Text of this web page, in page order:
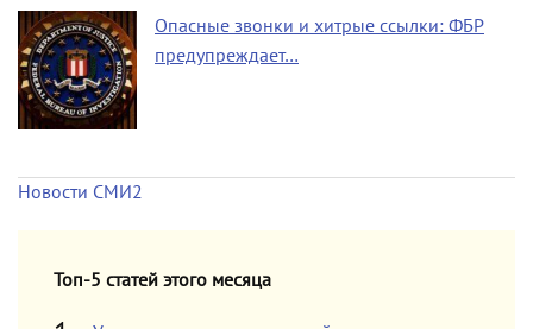
Опасные звонки и хитрые ссылки: ФБР
предупреждает…
Новости СМИ2
Топ-5 статей этого месяца